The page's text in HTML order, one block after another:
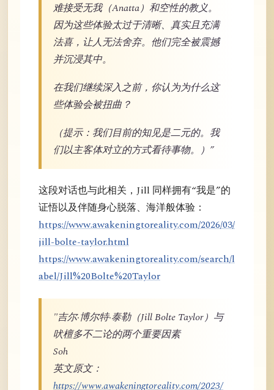
难接受无我（Anatta）和空性的教义。
因为这些体验太过于清晰、真实且充满
法喜，让人无法舍弃。他们完全被震撼
并沉浸其中。
在我们继续深入之前，你认为为什么这
些体验会被扭曲？
（提示：我们目前的知见是二元的。我
们以主客体对立的方式看待事物。）”
这段对话也与此相关，Jill 同样拥有“我是”的
证悟以及伴随身心脱落、海洋般体验：
https://www.awakeningtoreality.com/2026/03/
jill-bolte-taylor.html
https://www.awakeningtoreality.com/search/l
abel/Jill%20Bolte%20Taylor
"吉尔·博尔特·泰勒（Jill Bolte Taylor）与
吠檀多不二论的两个重要因素
Soh
英文原文：
https://www.awakeningtoreality.com/2023/